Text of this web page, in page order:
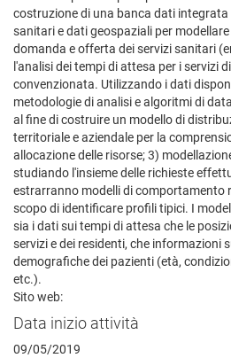
costruzione di una banca dati
sanitari e dati geospaziali per
domanda e offerta dei servizi sanitari
l'analisi dei tempi di attesa per i servizi
convenzionata. Utilizzando i dati
metodologie di analisi e algoritmi di
al fine di costruire un modello di
territoriale e aziendale per la
allocazione delle risorse; 3)
studiando l'insieme delle richieste
estrarranno modelli di comportamento
scopo di identificare profili tipici. I
sia i dati sui tempi di attesa che le
servizi e dei residenti, che informazioni
demografiche dei pazienti (età,
etc.).
Sito web:
Data inizio attività
09/05/2019